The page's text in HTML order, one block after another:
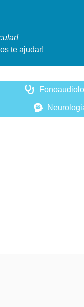
te ajudar!